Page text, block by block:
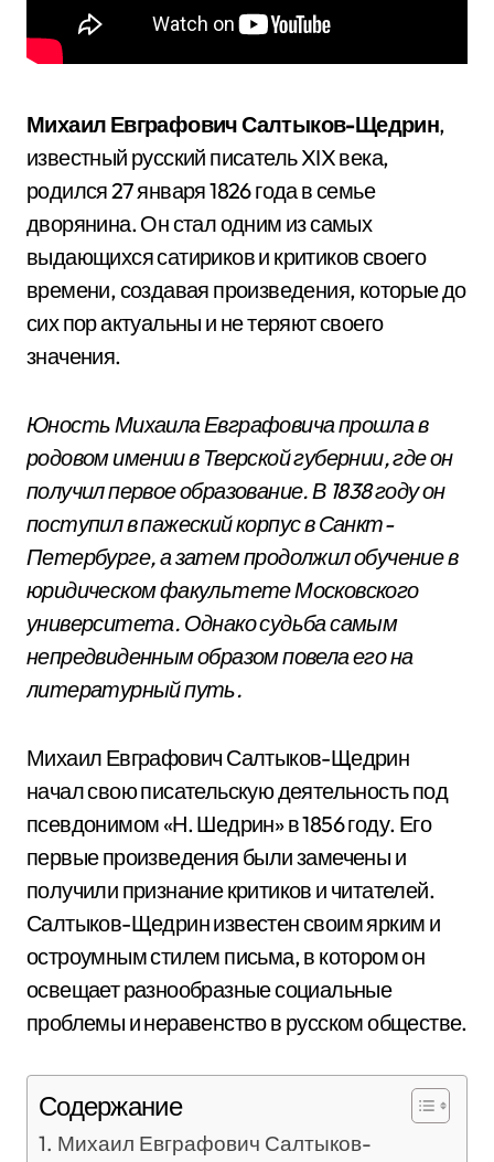
Михаил Евграфович Салтыков-Щедрин,
известный русский писатель XIX века,
родился 27 января 1826 года в семье
дворянина. Он стал одним из самых
выдающихся сатириков и критиков своего
времени, создавая произведения, которые до
сих пор актуальны и не теряют своего
значения.
Юность Михаила Евграфовича прошла в
родовом имении в Тверской губернии, где он
получил первое образование. В 1838 году он
поступил в пажеский корпус в Санкт-
Петербурге, а затем продолжил обучение в
юридическом факультете Московского
университета. Однако судьба самым
непредвиденным образом повела его на
литературный путь.
Михаил Евграфович Салтыков-Щедрин
начал свою писательскую деятельность под
псевдонимом «Н. Шедрин» в 1856 году. Его
первые произведения были замечены и
получили признание критиков и читателей.
Салтыков-Щедрин известен своим ярким и
остроумным стилем письма, в котором он
освещает разнообразные социальные
проблемы и неравенство в русском обществе.
Содержание
Михаил Евграфович Салтыков-